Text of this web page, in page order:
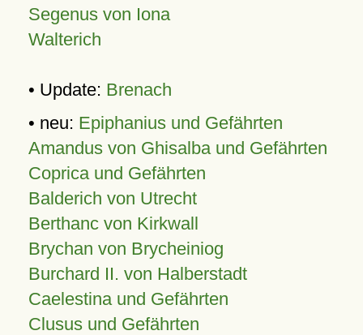
Segenus von Iona
Walterich
• Update: Brenach
• neu: Epiphanius und Gefährten
Amandus von Ghisalba und Gefährten
Coprica und Gefährten
Balderich von Utrecht
Berthanc von Kirkwall
Brychan von Brycheiniog
Burchard II. von Halberstadt
Caelestina und Gefährten
Clusus und Gefährten